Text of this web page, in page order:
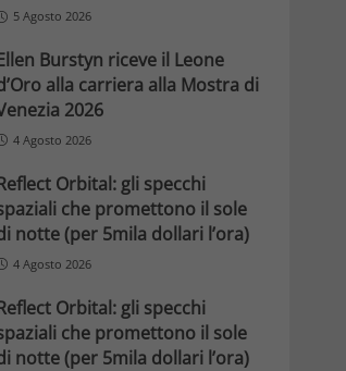
5 Agosto 2026
Burstyn riceve il Leone
alla carriera alla Mostra di
2026
4 Agosto 2026
Orbital: gli specchi
che promettono il sole
notte (per 5mila dollari l’ora)
4 Agosto 2026
Orbital: gli specchi
che promettono il sole
notte (per 5mila dollari l’ora)